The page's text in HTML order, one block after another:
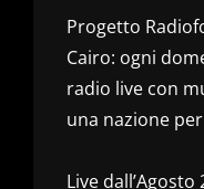
Progetto
Cairo: ogni
radio live con
una nazione
Live dall’Agosto